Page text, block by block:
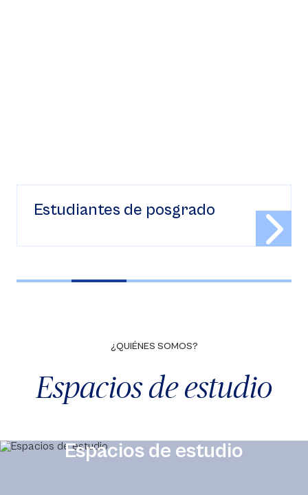
Profesores e investigadores
¿QUIÉNES SOMOS?
Espacios de estudio
Espacios de estudio